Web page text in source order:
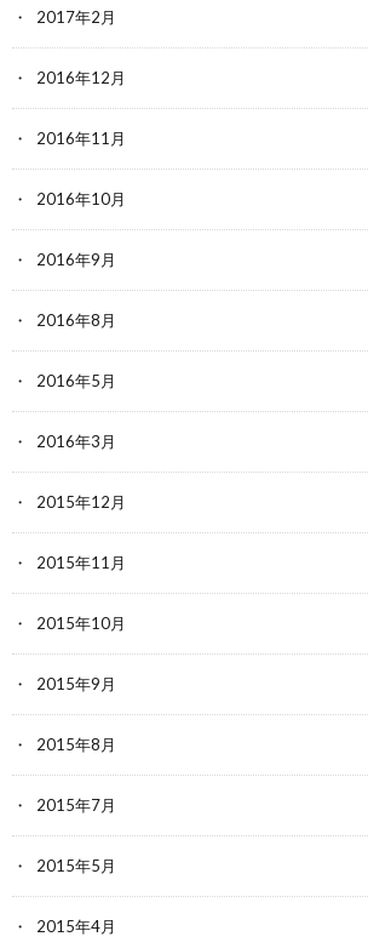
2017年2月
2016年12月
2016年11月
2016年10月
2016年9月
2016年8月
2016年5月
2016年3月
2015年12月
2015年11月
2015年10月
2015年9月
2015年8月
2015年7月
2015年5月
2015年4月